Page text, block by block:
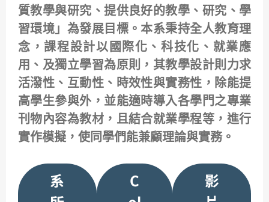
質教學與研究、提供良好的教學、研究、學
習環境」為發展目標。本系秉持全人教育理
念，課程設計以國際化、科技化、就業應
用、及獨立學習為原則，其教學設計則力求
活潑性、互動性、時效性與實務性，除能提
高學生參與外，並能適時導入各學門之專業
刊物內容為教材，且結合就業學程等，進行
實作模擬，使同學們能兼顧理論與實務。
系
C
影